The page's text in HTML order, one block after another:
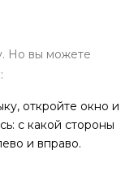
Но вы можете
откройте окно и
с какой стороны
и вправо.